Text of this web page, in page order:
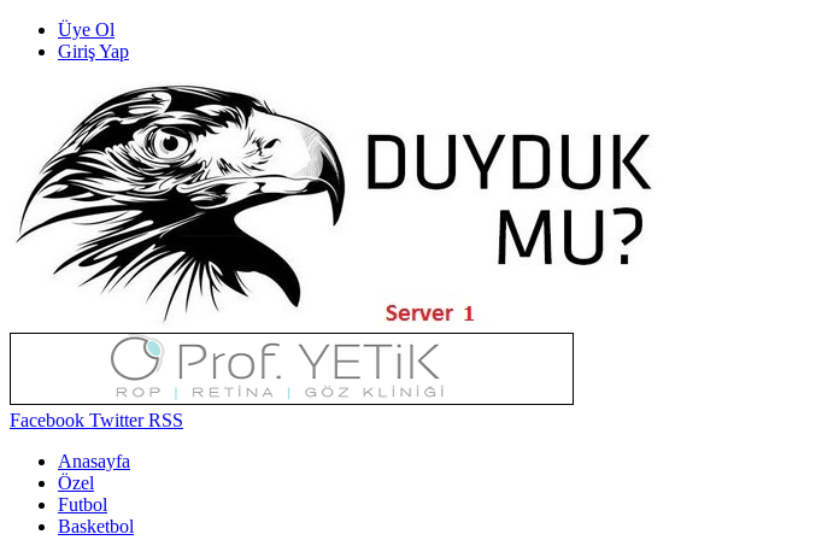
Üye Ol
Giriş Yap
Facebook TwitterRSS
Anasayfa
Özel
Futbol
Basketbol